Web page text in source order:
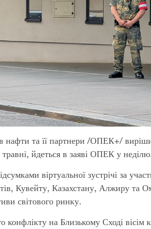
нафти та її партнери /ОПЕК+/
йдеться в заяві ОПЕК у
віртуальної зустрічі за
Кувейту, Казахстану, Алжиру та
світового ринку.
конфлікту на Близькому Сході